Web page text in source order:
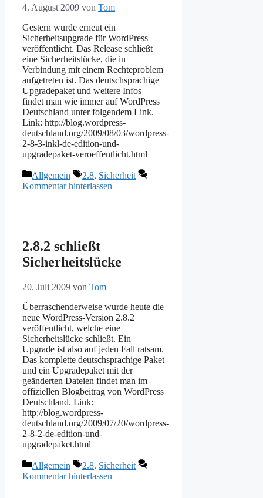
4. August 2009 von Tom
Gestern wurde erneut ein
Sicherheitsupgrade für WordPress
veröffentlicht. Das Release schließt
eine Sicherheitslücke, die in
Verbindung mit einem Rechteproblem
aufgetreten ist. Das deutschsprachige
Upgradepaket und weitere Infos
findet man wie immer auf WordPress
Deutschland unter folgendem Link.
Link: http://blog.wordpress-
deutschland.org/2009/08/03/wordpress-
2-8-3-inkl-de-edition-und-
upgradepaket-veroeffentlicht.html
Kategorien
Allgemein Schlagwörter
2.8, Sicherheit
Kommentar hinterlassen
2.8.2 schließt
Sicherheitslücke
20. Juli 2009 von Tom
Überraschenderweise wurde heute die
neue WordPress-Version 2.8.2
veröffentlicht, welche eine
Sicherheitslücke schließt. Ein
Upgrade ist also auf jeden Fall ratsam.
Das komplette deutschsprachige Paket
und ein Upgradepaket mit der
geänderten Dateien findet man im
offiziellen Blogbeitrag von WordPress
Deutschland. Link:
http://blog.wordpress-
deutschland.org/2009/07/20/wordpress-
2-8-2-de-edition-und-
upgradepaket.html
Kategorien
Allgemein Schlagwörter
2.8, Sicherheit
Kommentar hinterlassen